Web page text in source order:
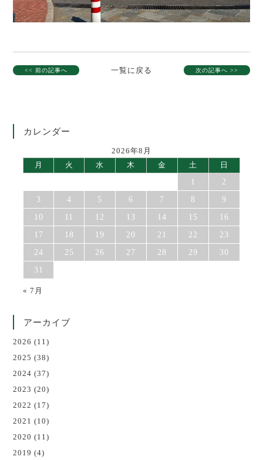
<< 前の記事へ 一覧に戻る 次の記事へ >>
カレンダー
2026年8月
月
火 水 木 金 土
日
1
2
3
4 5 6 7 8
9
10
11 12 13 14 15
16
17
18 19 20 21 22
23
24
25 26 27 28 29
30
31
« 7月
アーカイブ
2026 (11)
2025 (38)
2024 (37)
2023 (20)
2022 (17)
2021 (10)
2020 (11)
2019 (4)